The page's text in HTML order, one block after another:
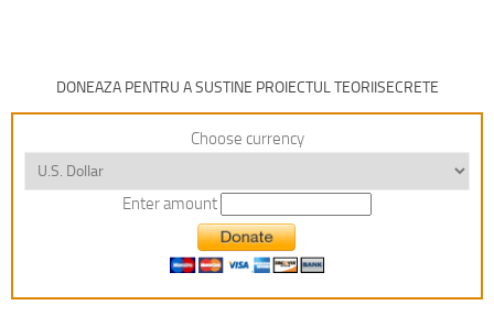
DONEAZA PENTRU A SUSTINE PROIECTUL TEORIISECRETE
Choose currency
Enter amount